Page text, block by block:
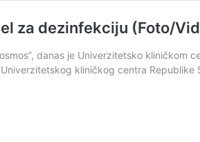
za dezinfekciju (Foto/
danas je Univerzitetsko
kliničkog centra